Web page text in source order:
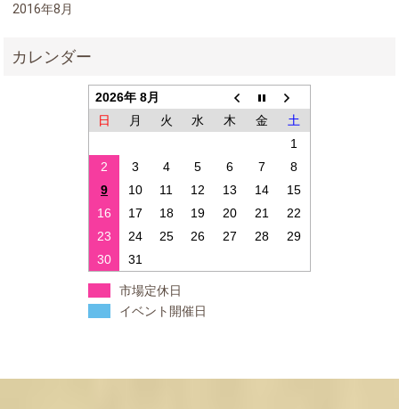
2016年8月
2026年 8月
日
月 火 水 木 金
土
1
2
3 4 5 6 7
8
9
10 11 12 13 14
15
16
17 18 19 20 21
22
23
24 25 26 27 28
29
30
31
市場定休日
イベント開催日